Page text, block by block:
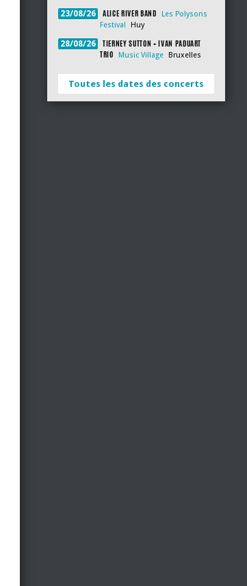
23/08/26 ALICE RIVER BAND
Les Polysons
Festival
Huy
28/08/26
TIERNEY SUTTON + IVAN PADUART
TRIO
Music Village Bruxelles
Toutes les dates des concerts